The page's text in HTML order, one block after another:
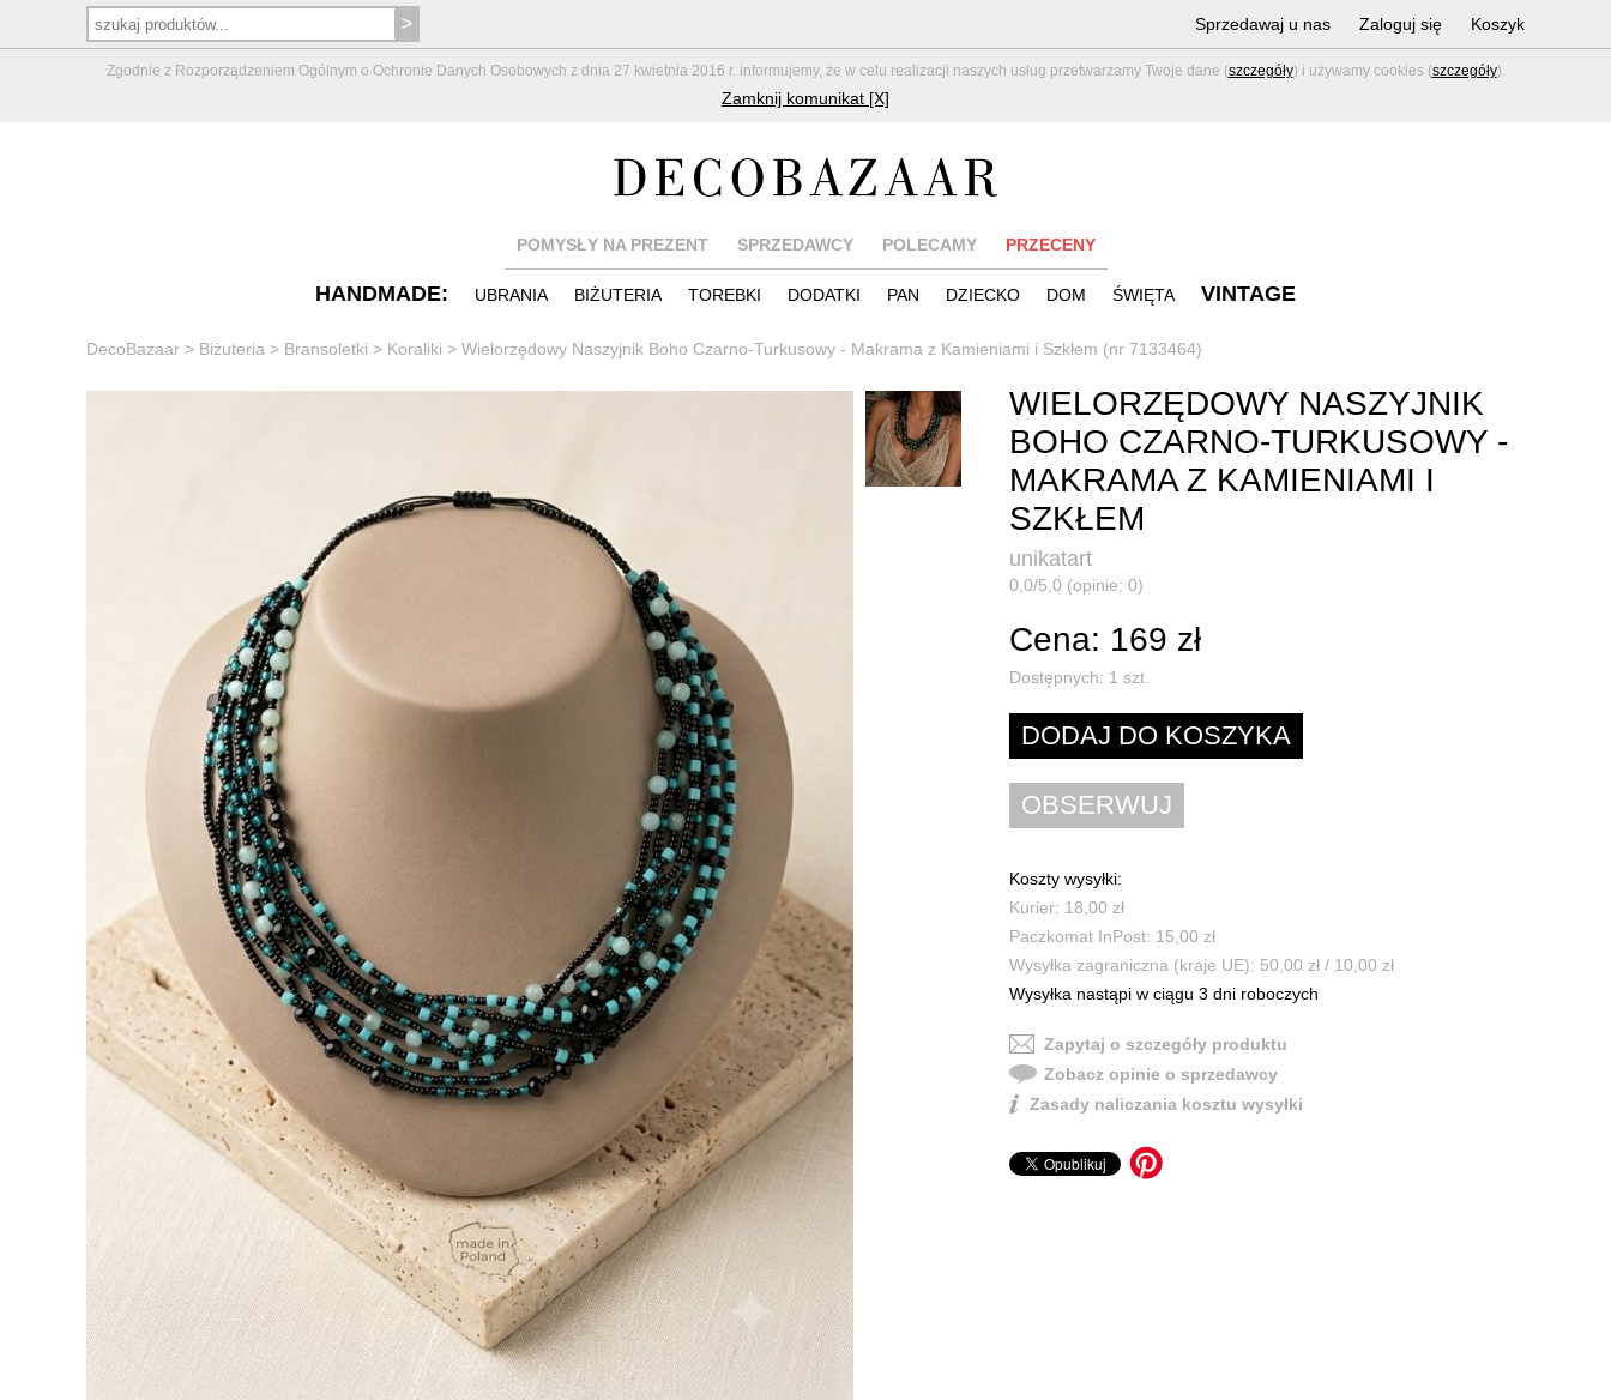
Zgodnie z Rozporządzeniem Ogólnym o Ochronie Danych Osobowych z dnia 27 kwietnia 2016 r. informujemy, że w celu realizacji naszych usług przetwarzamy Twoje dane (szczegóły) i używamy cookies (szczegóły).
Zamknij komunikat [X]
Sprzedawaj u nas Zaloguj się Koszyk
POMYSŁY NA PREZENT SPRZEDAWCY POLECAMY PRZECENY
HANDMADE: UBRANIA BIŻUTERIA TOREBKI DODATKI PAN DZIECKO DOM ŚWIĘTA VINTAGE
DecoBazaar > Biżuteria > Bransoletki > Koraliki > Wielorzędowy Naszyjnik Boho Czarno-Turkusowy - Makrama z Kamieniami i Szkłem (nr 7133464)
WIELORZĘDOWY NASZYJNIK
BOHO CZARNO-TURKUSOWY -
MAKRAMA Z KAMIENIAMI I
SZKŁEM
unikatart
0,0/5,0 (opinie: 0)
Cena: 169 zł
Dostępnych: 1 szt.
Koszty wysyłki:
Kurier: 18,00 zł
Paczkomat InPost: 15,00 zł
Wysyłka zagraniczna (kraje UE): 50,00 zł / 10,00 zł
Wysyłka nastąpi w ciągu 3 dni roboczych
Zapytaj o szczegóły produktu
Zobacz opinie o sprzedawcy
Zasady naliczania kosztu wysyłki